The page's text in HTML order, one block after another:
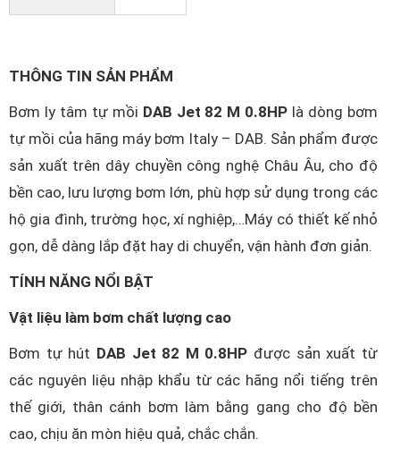
THÔNG TIN SẢN PHẨM
Bơm ly tâm tự mồi DAB Jet 82 M 0.8HP là dòng bơm
tự mồi của hãng máy bơm Italy – DAB. Sản phẩm được
sản xuất trên dây chuyền công nghệ Châu Âu, cho độ
bền cao, lưu lượng bơm lớn, phù hợp sử dụng trong các
hộ gia đình, trường học, xí nghiệp,…Máy có thiết kế nhỏ
gọn, dễ dàng lắp đặt hay di chuyển, vận hành đơn giản.
TÍNH NĂNG NỔI BẬT
Vật liệu làm bơm chất lượng cao
Bơm tự hút DAB Jet 82 M 0.8HP được sản xuất từ
các nguyên liệu nhập khẩu từ các hãng nổi tiếng trên
thế giới, thân cánh bơm làm bằng gang cho độ bền
cao, chịu ăn mòn hiệu quả, chắc chắn.